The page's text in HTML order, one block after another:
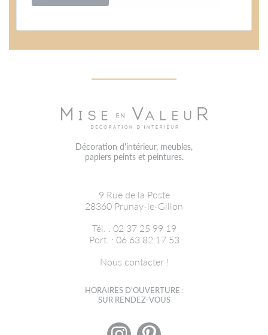
Décoration d'intérieur, meubles,
papiers peints et peintures.
9 Rue de la Poste
28360 Prunay-le-Gillon
Tél. : 02 37 25 99 19
Port. : 06 63 82 17 53
Nous contacter !
HORAIRES D'OUVERTURE :
SUR RENDEZ-VOUS